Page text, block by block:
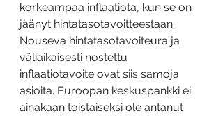
korkeampaa inflaatiota, kun se on
jäänyt hintatasotavoitteestaan.
Nouseva hintatasotavoiteura ja
väliaikaisesti nostettu
inflaatiotavoite ovat siis samoja
asioita. Euroopan keskuspankki ei
ainakaan toistaiseksi ole antanut